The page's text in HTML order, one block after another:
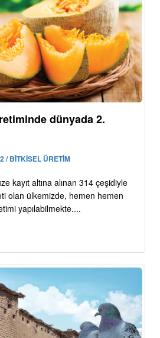
dünyada 2.
/ BİTKİSEL ÜRETİM
kayıt altına alınan 314 çeşidiyle
olan ülkemizde, hemen hemen
yapılabilmekte....